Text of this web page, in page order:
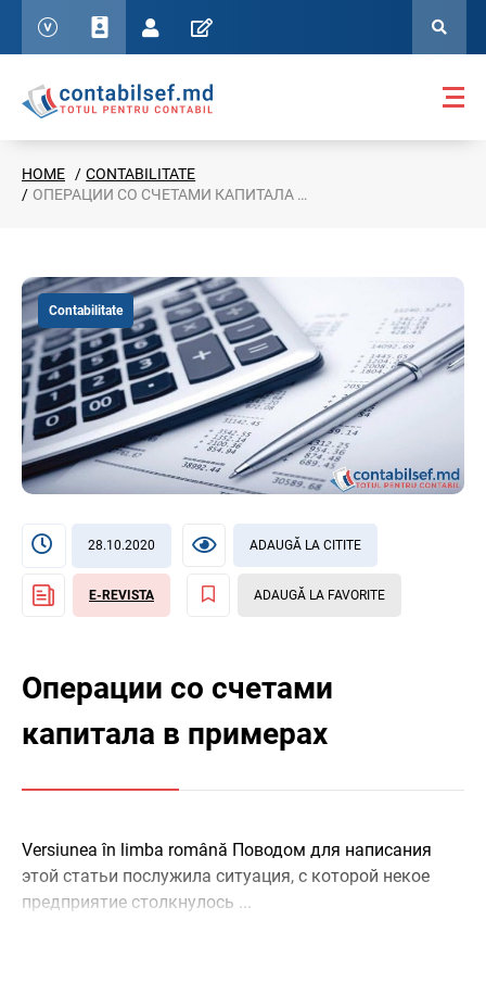
HOME
CONTABILITATE
ОПЕРАЦИИ СО СЧЕТАМИ КАПИТАЛА В ПРИМЕРАХ
Contabilitate
28.10.2020 ADAUGĂ LA CITITE
E-REVISTA ADAUGĂ LA FAVORITE
Операции со счетами
капитала в примерах
Versiunea în limba română Поводом для написания
этой статьи послужила ситуация, с которой некое
предприятие столкнулось ...